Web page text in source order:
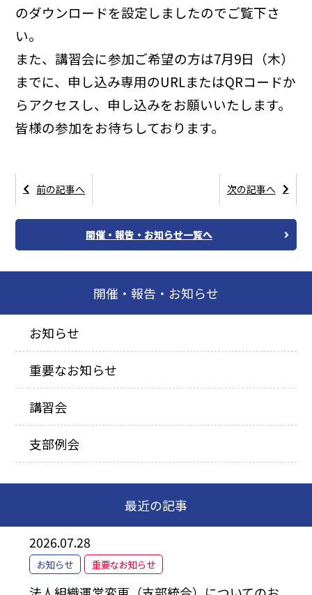
のダウンロードを設定しましたのでご覧下さ
い。
また、講習会に参加ご希望の方は7月9日（木）
までに、申し込み専用のURLまたはQRコードか
らアクセスし、申し込みをお願いいたします。
皆様の参加をお待ちしております。
前の記事へ 次の記事へ
開催・報告・お知らせ一覧へ
開催・報告・お知らせ
お知らせ
重要なお知らせ
講習会
支部例会
最近の記事
2026.07.28
お知らせ 重要なお知らせ